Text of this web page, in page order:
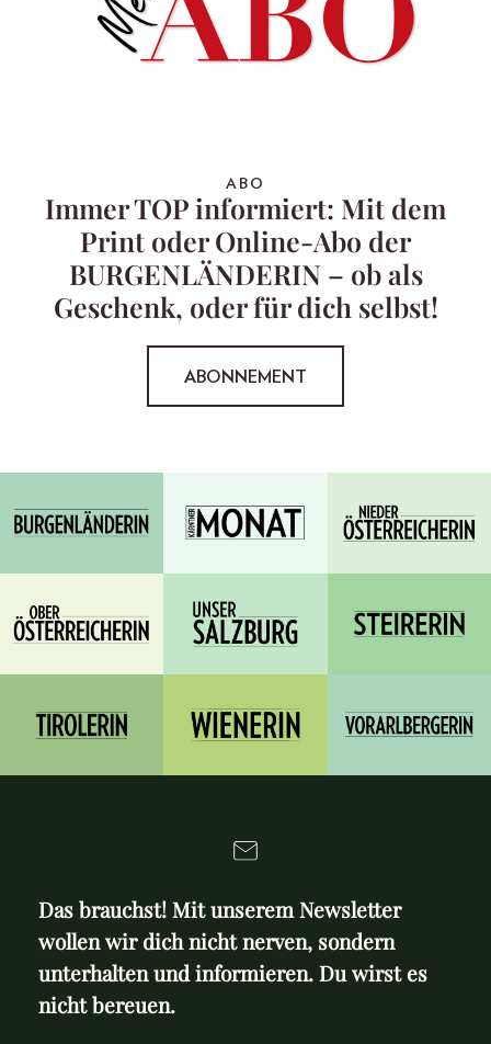
ABO
Immer TOP informiert: Mit dem
Print oder Online-Abo der
BURGENLÄNDERIN – ob als
Geschenk, oder für dich selbst!
ABONNEMENT
Das brauchst! Mit unserem Newsletter
wollen wir dich nicht nerven, sondern
unterhalten und informieren. Du wirst es
nicht bereuen.